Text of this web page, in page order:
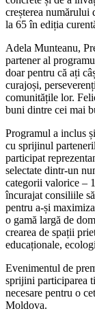
creșterea numărului
la 65 în ediția
Adela Munteanu,
partener al
doar pentru că ați
curajoși,
comunitățile lor.
buni dintre cei mai
Programul a inclus
cu sprijinul
participat
selectate dintr-un
categorii valorice –
încurajat consiliile
pentru a-și
o gamă largă de
crearea de spații
educaționale,
Evenimentul de
sprijini participarea
necesare pentru o
Moldova.